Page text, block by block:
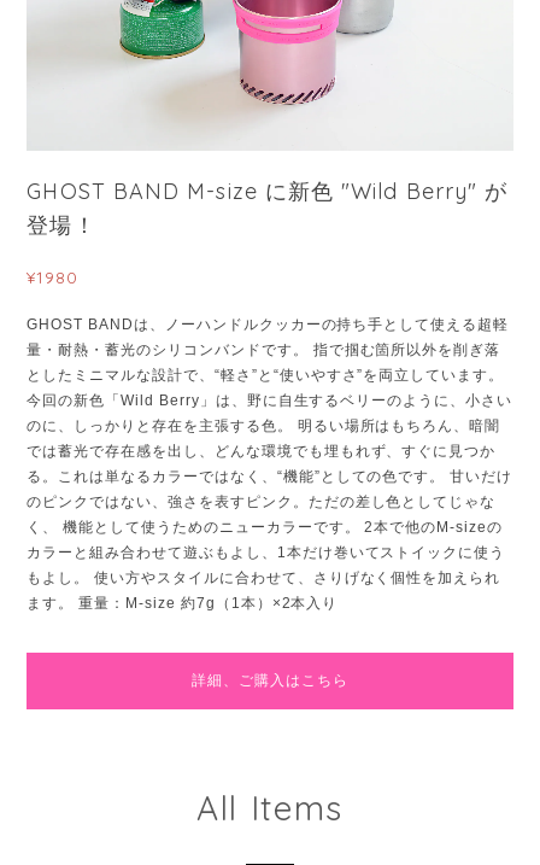
GHOST BAND M-size に新色 "Wild Berry" が
登場！
¥1980
GHOST BANDは、ノーハンドルクッカーの持ち手として使える超軽
量・耐熱・蓄光のシリコンバンドです。 指で掴む箇所以外を削ぎ落
としたミニマルな設計で、“軽さ”と“使いやすさ”を両立しています。
今回の新色「Wild Berry」は、野に自生するベリーのように、小さい
のに、しっかりと存在を主張する色。 明るい場所はもちろん、暗闇
では蓄光で存在感を出し、どんな環境でも埋もれず、すぐに見つか
る。これは単なるカラーではなく、“機能”としての色です。 甘いだけ
のピンクではない、強さを表すピンク。ただの差し色としてじゃな
く、 機能として使うためのニューカラーです。 2本で他のM-sizeの
カラーと組み合わせて遊ぶもよし、1本だけ巻いてストイックに使う
もよし。 使い方やスタイルに合わせて、さりげなく個性を加えられ
ます。 重量：M-size 約7g（1本）×2本入り
詳細、ご購入はこちら
All Items